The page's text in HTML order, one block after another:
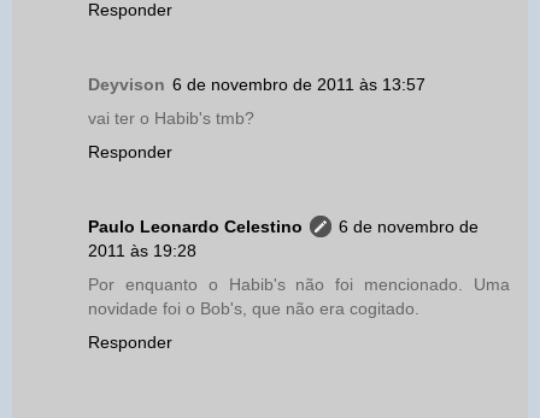
Responder
Deyvison 6 de novembro de 2011 às 13:57
vai ter o Habib's tmb?
Responder
Paulo Leonardo Celestino
6 de novembro de
2011 às 19:28
Por enquanto o Habib's não foi mencionado. Uma
novidade foi o Bob's, que não era cogitado.
Responder